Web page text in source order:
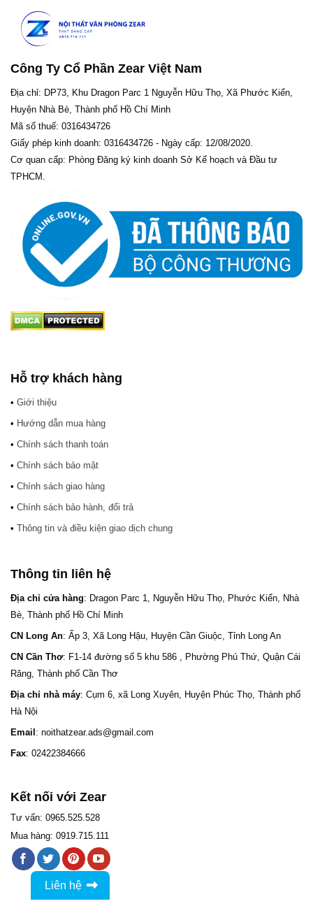
Công Ty Cổ Phần Zear Việt Nam
Địa chỉ: DP73, Khu Dragon Parc 1 Nguyễn Hữu Thọ, Xã Phước Kiển,
Huyện Nhà Bè, Thành phố Hồ Chí Minh
Mã số thuế: 0316434726
Giấy phép kinh doanh: 0316434726 - Ngày cấp: 12/08/2020.
Cơ quan cấp: Phòng Đăng ký kinh doanh Sở Kế hoạch và Đầu tư
TPHCM.
Hỗ trợ khách hàng
• Giới thiệu
• Hướng dẫn mua hàng
• Chính sách thanh toán
• Chính sách bảo mật
• Chính sách giao hàng
• Chính sách bảo hành, đổi trả
• Thông tin và điều kiện giao dịch chung
Thông tin liên hệ
Địa chỉ cửa hàng: Dragon Parc 1, Nguyễn Hữu Thọ, Phước Kiển, Nhà
Bè, Thành phố Hồ Chí Minh
CN Long An: Ấp 3, Xã Long Hậu, Huyện Cần Giuộc, Tỉnh Long An
CN Cần Thơ: F1-14 đường số 5 khu 586 , Phường Phú Thứ, Quận Cái
Răng, Thành phố Cần Thơ
Địa chỉ nhà máy: Cụm 6, xã Long Xuyên, Huyện Phúc Thọ, Thành phố
Hà Nội
Email: noithatzear.ads@gmail.com
Fax: 02422384666
Kết nối với Zear
Tư vấn: 0965.525.528
Mua hàng: 0919.715.111
Liên hệ